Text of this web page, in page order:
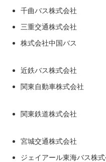
千曲バス株式会社
三重交通株式会社
株式会社中国バス
近鉄バス株式会社
関東自動車株式会社
関東鉄道株式会社
宮城交通株式会社
ジェイアール東海バス株式